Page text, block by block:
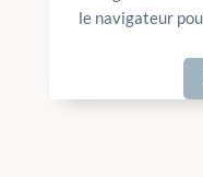
le navigateur